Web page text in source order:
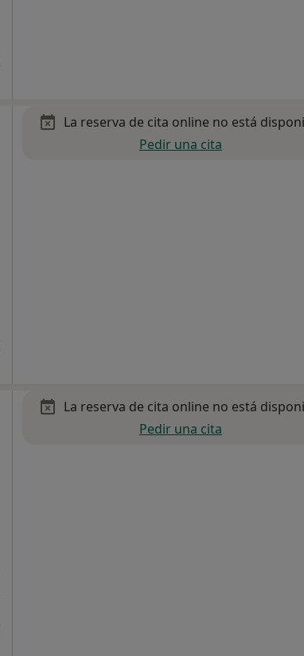
La reserva de cita online no está
Pedir una cita
La reserva de cita online no está
Pedir una cita